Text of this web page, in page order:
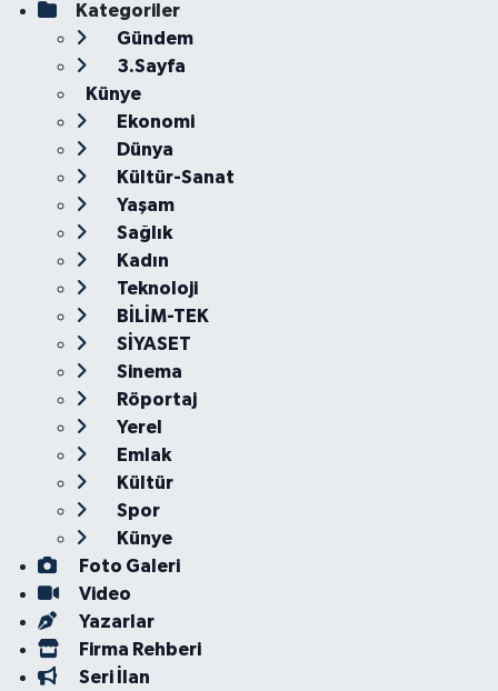
Kategoriler
Gündem
3.Sayfa
Künye
Ekonomi
Dünya
Kültür-Sanat
Yaşam
Sağlık
Kadın
Teknoloji
BİLİM-TEK
SİYASET
Sinema
Röportaj
Yerel
Emlak
Kültür
Spor
Künye
Foto Galeri
Video
Yazarlar
Firma Rehberi
Seri İlan